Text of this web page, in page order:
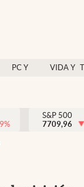
PC Y
VIDA Y
México
%
S&P 500
7709,96